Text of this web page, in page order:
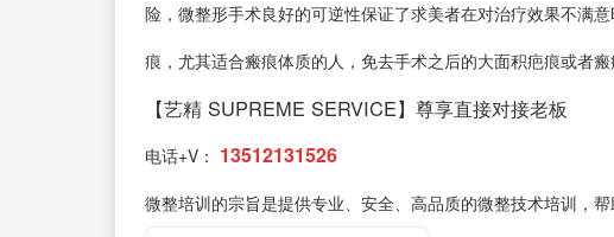
险，微整形手术良好的可逆性保证了求美者在对治疗效果不满
痕，尤其适合瘢痕体质的人，免去手术之后的大面积疤痕或者瘢
【艺精 SUPREME SERVICE】尊享直接对接老板
电话+V： 13512131526
微整培训的宗旨是提供专业、安全、高品质的微整技术培训，帮